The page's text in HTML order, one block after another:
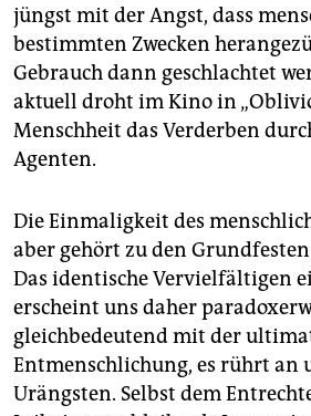
jüngst mit der Angst, dass
bestimmten Zwecken
Gebrauch dann geschlachtet
aktuell droht im Kino in
Menschheit das Verderben
Agenten.
Die Einmaligkeit des
aber gehört zu den
Das identische Vervielfältigen
erscheint uns daher
gleichbedeutend mit der
Entmenschlichung, es rührt an
Urängsten. Selbst dem